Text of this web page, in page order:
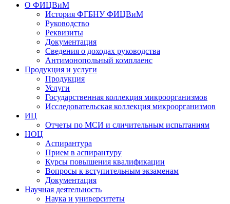
О ФИЦВиМ
История ФГБНУ ФИЦВиМ
Руководство
Реквизиты
Документация
Сведения о доходах руководства
Антимонопольный комплаенс
Продукция и услуги
Продукция
Услуги
Государственная коллекция микроорганизмов
Исследовательская коллекция микроорганизмов
ИЦ
Отчеты по МСИ и сличительным испытаниям
НОЦ
Аспирантура
Прием в аспирантуру
Курсы повышения квалификации
Вопросы к вступительным экзаменам
Документация
Научная деятельность
Наука и университеты